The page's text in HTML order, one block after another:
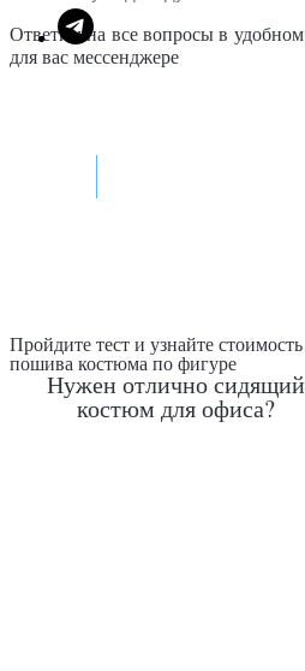
Ответим на все вопросы в удобном
для вас мессенджере
Пройдите тест и узнайте стоимость
пошива костюма по фигуре
Нужен отлично сидящий
костюм для офиса?